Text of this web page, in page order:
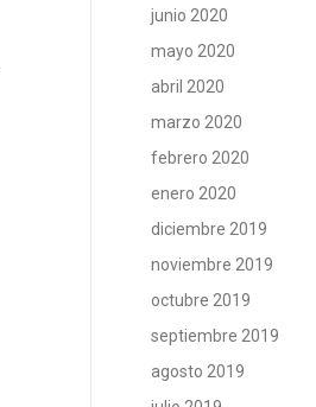
junio 2020
mayo 2020
abril 2020
marzo 2020
febrero 2020
enero 2020
diciembre 2019
noviembre 2019
octubre 2019
septiembre 2019
agosto 2019